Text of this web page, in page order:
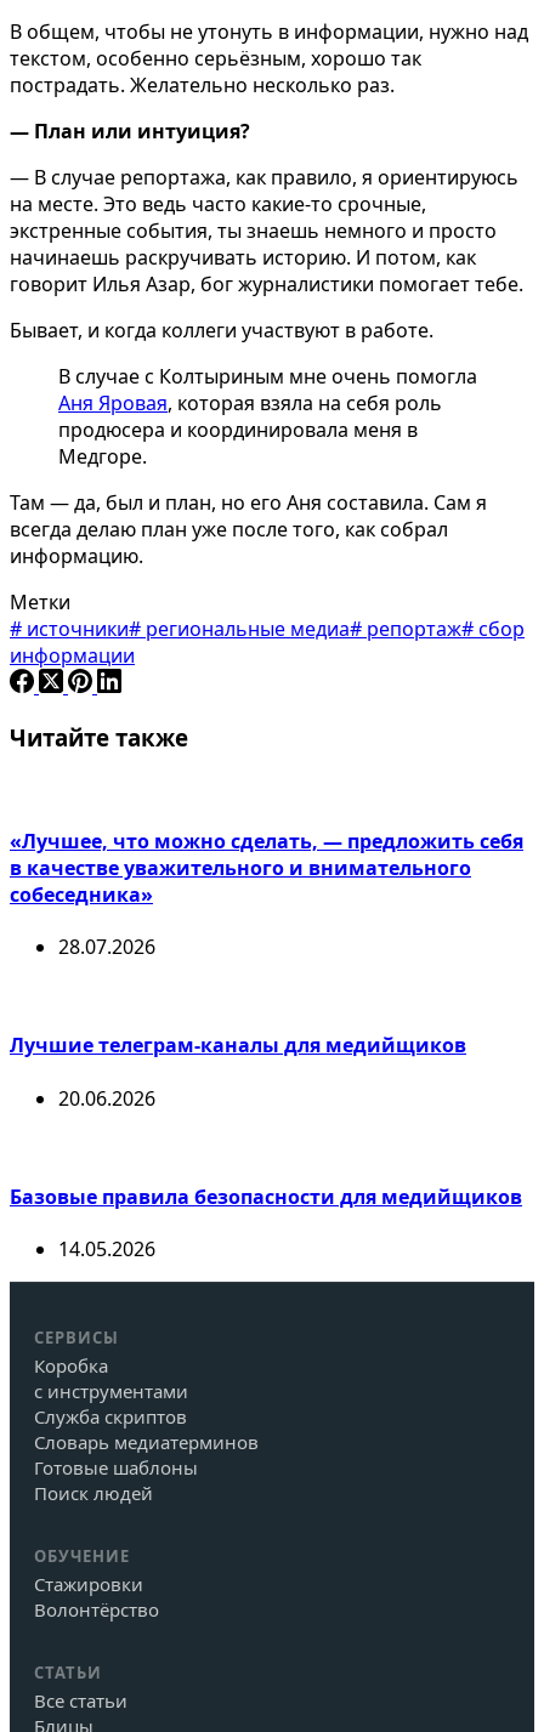
В общем, чтобы не утонуть в информации, нужно над
текстом, особенно серьёзным, хорошо так
пострадать. Желательно несколько раз.
— План или интуиция?
— В случае репортажа, как правило, я ориентируюсь
на месте. Это ведь часто какие-то срочные,
экстренные события, ты знаешь немного и просто
начинаешь раскручивать историю. И потом, как
говорит Илья Азар, бог журналистики помогает тебе.
Бывает, и когда коллеги участвуют в работе.
В случае с Колтыриным мне очень помогла
Аня Яровая, которая взяла на себя роль
продюсера и координировала меня в
Медгоре.
Там — да, был и план, но его Аня составила. Сам я
всегда делаю план уже после того, как собрал
информацию.
Метки
# источники# региональные медиа# репортаж#сбор
информации
Читайте также
«Лучшее, что можно сделать, — предложить себя
в качестве уважительного и внимательного
собеседника»
28.07.2026
Лучшие телеграм-каналы для медийщиков
20.06.2026
Базовые правила безопасности для медийщиков
14.05.2026
СЕРВИСЫ
Коробка
с инструментами
Служба скриптов
Словарь медиатерминов
Готовые шаблоны
Поиск людей
ОБУЧЕНИЕ
Стажировки
Волонтёрство
СТАТЬИ
Все статьи
Блицы